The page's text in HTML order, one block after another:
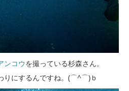
ンコウを撮っている杉森さん。
りにするんですね。(⌒^⌒)ｂ